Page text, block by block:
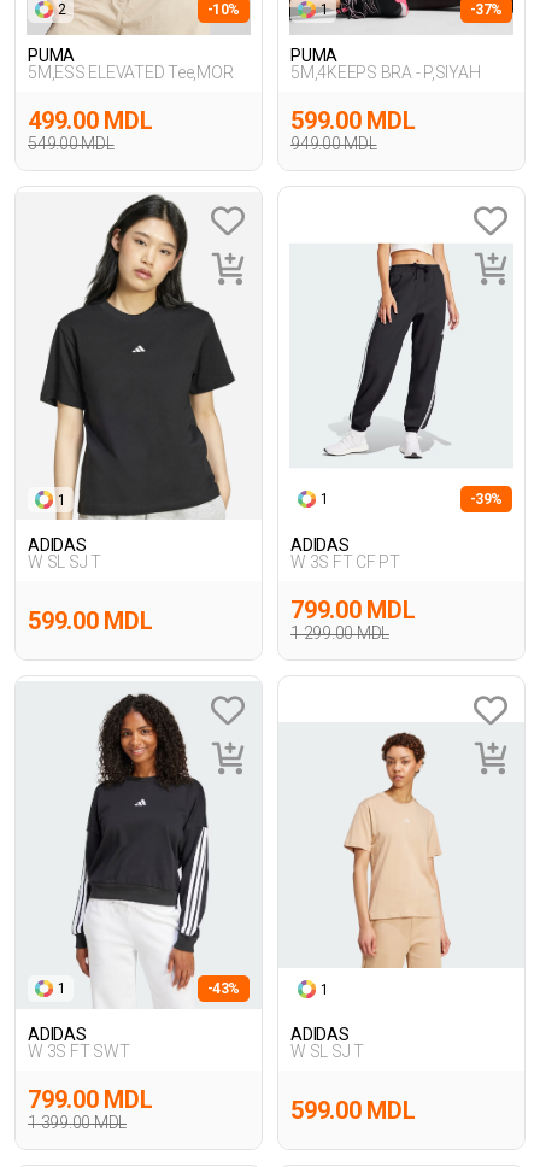
2 -10%
PUMA
5M,ESS ELEVATED Tee,MOR
549.00 MDL
499.00 MDL
1 -37%
PUMA
5M,4KEEPS BRA - P,SIYAH
949.00 MDL
599.00 MDL
1
ADIDAS
W SL SJ T
599.00 MDL
1 -39%
ADIDAS
W 3S FT CF PT
1 299.00 MDL
799.00 MDL
1 -43%
ADIDAS
W 3S FT SWT
1 399.00 MDL
799.00 MDL
1
ADIDAS
W SL SJ T
599.00 MDL